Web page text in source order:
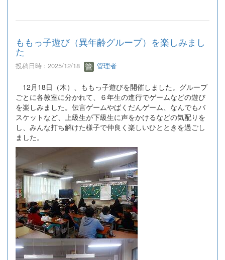
ももっ子遊び（異年齢グループ）を楽しみまし
た
投稿日時 : 2025/12/18 管理者
12月18日（木）、ももっ子遊びを開催しました。グループ
ごとに各教室に分かれて、６年生の進行でゲームなどの遊び
を楽しみました。伝言ゲームやばくだんゲーム、なんでもバ
スケットなど、上級生が下級生に声をかけるなどの気配りを
し、みんな打ち解けた様子で仲良く楽しいひとときを過ごし
ました。